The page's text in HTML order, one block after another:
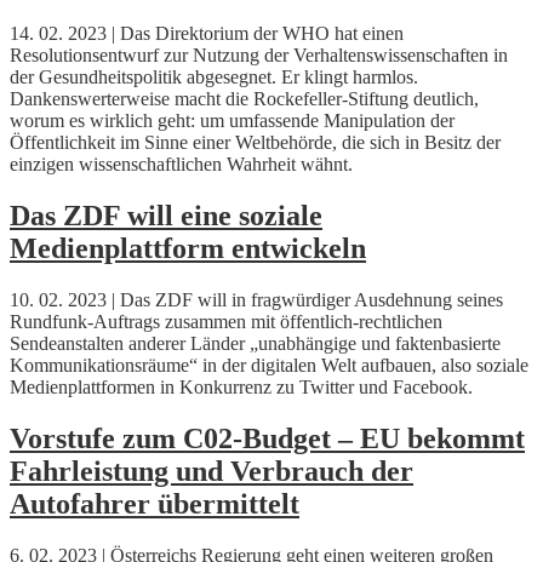
14. 02. 2023 | Das Direktorium der WHO hat einen
Resolutionsentwurf zur Nutzung der Verhaltenswissenschaften in
der Gesundheitspolitik abgesegnet. Er klingt harmlos.
Dankenswerterweise macht die Rockefeller-Stiftung deutlich,
worum es wirklich geht: um umfassende Manipulation der
Öffentlichkeit im Sinne einer Weltbehörde, die sich in Besitz der
einzigen wissenschaftlichen Wahrheit wähnt.
Das ZDF will eine soziale
Medienplattform entwickeln
10. 02. 2023 | Das ZDF will in fragwürdiger Ausdehnung seines
Rundfunk-Auftrags zusammen mit öffentlich-rechtlichen
Sendeanstalten anderer Länder „unabhängige und faktenbasierte
Kommunikationsräume“ in der digitalen Welt aufbauen, also soziale
Medienplattformen in Konkurrenz zu Twitter und Facebook.
Vorstufe zum C02-Budget – EU bekommt
Fahrleistung und Verbrauch der
Autofahrer übermittelt
6. 02. 2023 | Österreichs Regierung geht einen weiteren großen